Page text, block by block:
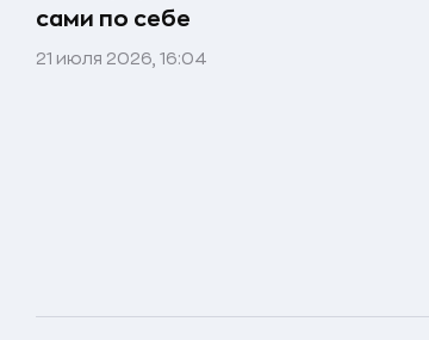
сами по себе
21 июля 2026, 16:04